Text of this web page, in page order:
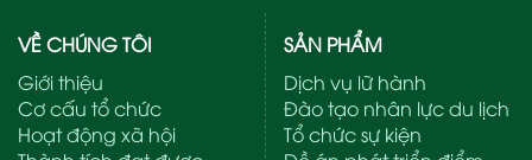
VỀ CHÚNG TÔI
Giới thiệu
Cơ cấu tổ chức
Hoạt động xã hội
SẢN PHẨM
Dịch vụ lữ hành
Đào tạo nhân lực du lịch
Tổ chức sự kiện